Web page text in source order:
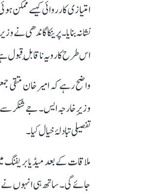
امتیازی کارروائی کیسے ممکن
نشانہ بنایا۔ پرینکا
اس طرح کا رویہ ناقابلِ قبول
وزیرِ خارجہ ایس۔ جے شنکر سے
تفصیلی تبادلۂ خیال کیا۔
ملاقات کے بعد میڈیا
جائے گی۔ ساتھ ہی انہوں نے